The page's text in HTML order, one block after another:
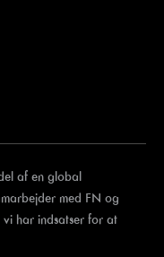
af en global
med FN og
har indsatser for at